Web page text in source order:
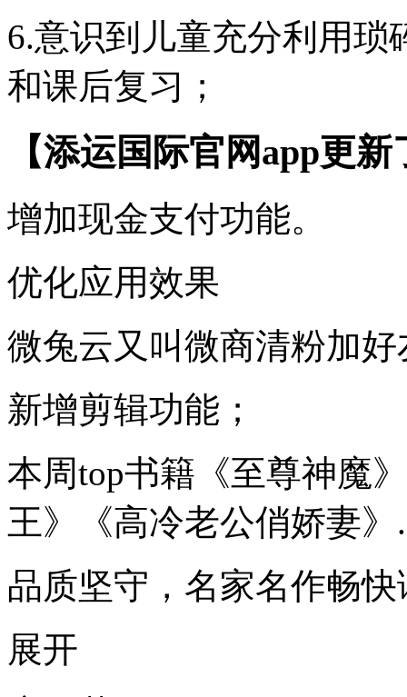
6.意识到儿童充分利用
和课后复习；
【添运国际官网app更
增加现金支付功能。
优化应用效果
微兔云又叫微商清粉加好
新增剪辑功能；
本周top书籍《至尊神魔
王》《高冷老公俏娇妻》
品质坚守，名家名作畅快
展开